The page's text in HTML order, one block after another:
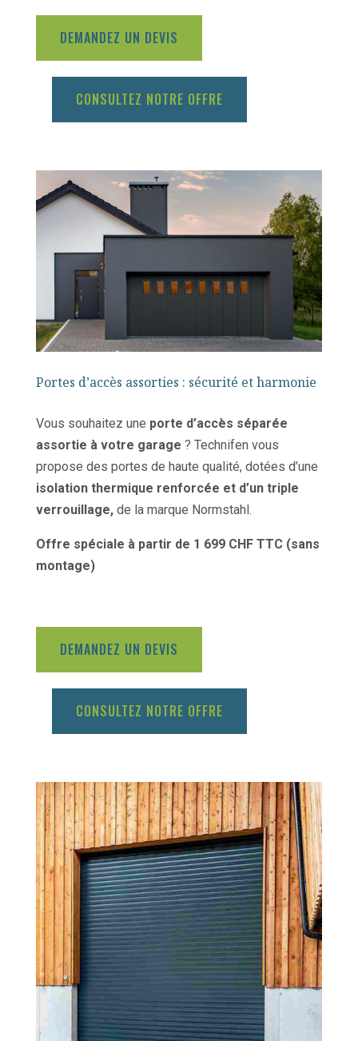
DEMANDEZ UN DEVIS
CONSULTEZ NOTRE OFFRE
Portes d’accès assorties : sécurité et harmonie
Vous souhaitez une porte d’accès séparée
assortie à votre garage ? Technifen vous
propose des portes de haute qualité, dotées d’une
isolation thermique renforcée et d’un triple
verrouillage, de la marque Normstahl.
Offre spéciale à partir de 1 699 CHF TTC (sans
montage)
DEMANDEZ UN DEVIS
CONSULTEZ NOTRE OFFRE